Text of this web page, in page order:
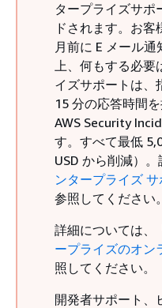
タープライズサポ
ドされます。お
月前に E メール
上、何もする必要
イズサポートは、
15 分の応答時間
AWS Security
す。すべて最低
USD から削減）。
ンタープライズ
参照してください。
詳細については、
ープライズのオン
照してください。
開発者サポート、